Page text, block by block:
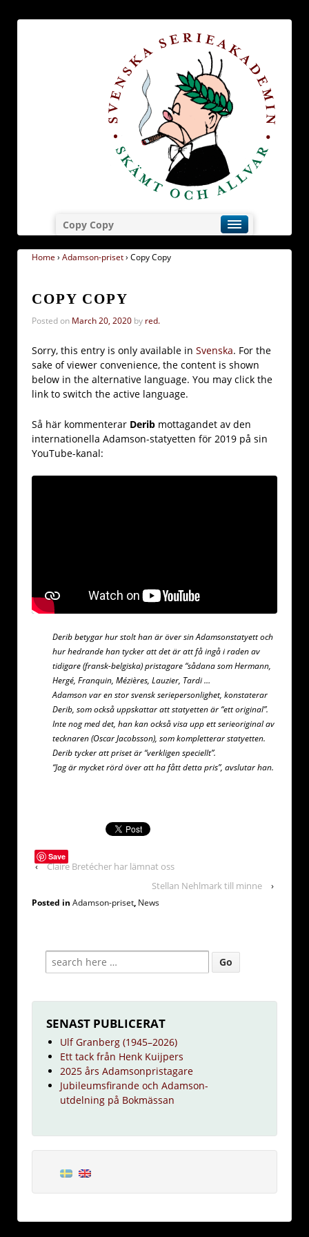
Copy Copy
Home › Adamson-priset› Copy Copy
COPY COPY
Posted on March 20, 2020 by red.
Sorry, this entry is only available in Svenska. For the
sake of viewer convenience, the content is shown
below in the alternative language. You may click the
link to switch the active language.
Så här kommenterar Derib mottagandet av den
internationella Adamson-statyetten för 2019 på sin
YouTube-kanal:
Derib betygar hur stolt han är över sin Adamsonstatyett och
hur hedrande han tycker att det är att få ingå i raden av
tidigare (fransk-belgiska) pristagare “sådana som Hermann,
Hergé, Franquin, Mézières, Lauzier, Tardi …
Adamson var en stor svensk seriepersonlighet, konstaterar
Derib, som också uppskattar att statyetten är “ett original”.
Inte nog med det, han kan också visa upp ett serieoriginal av
tecknaren (Oscar Jacobsson), som kompletterar statyetten.
Derib tycker att priset är “verkligen speciellt”.
“Jag är mycket rörd över att ha fått detta pris”, avslutar han.
Save
‹ Claire Bretécher har lämnat oss
Stellan Nehlmark till minne
›
Posted in Adamson-priset, News
SENAST PUBLICERAT
Ulf Granberg (1945–2026)
Ett tack från Henk Kuijpers
2025 års Adamsonpristagare
Jubileumsfirande och Adamson-
utdelning på Bokmässan